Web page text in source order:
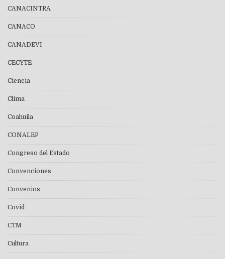
CANACINTRA
CANACO
CANADEVI
CECYTE
Ciencia
Clima
Coahuila
CONALEP
Congreso del Estado
Convenciones
Convenios
Covid
CTM
Cultura